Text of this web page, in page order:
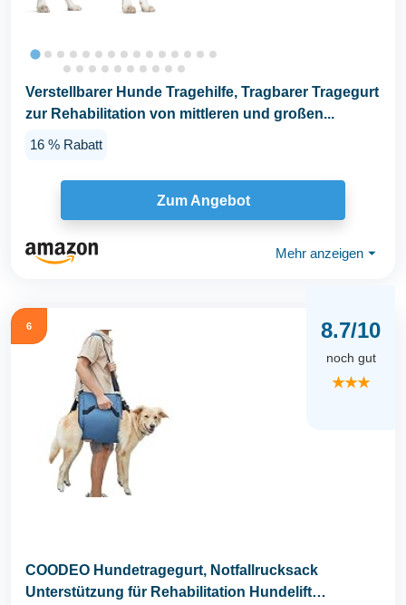
Verstellbarer Hunde Tragehilfe, Tragbarer Tragegurt
zur Rehabilitation von mittleren und großen...
16 % Rabatt
Zum Angebot
Mehr anzeigen ⏷
6 8.7/10
noch gut
★★★
COODEO Hundetragegurt, Notfallrucksack
Unterstützung für Rehabilitation Hundelift